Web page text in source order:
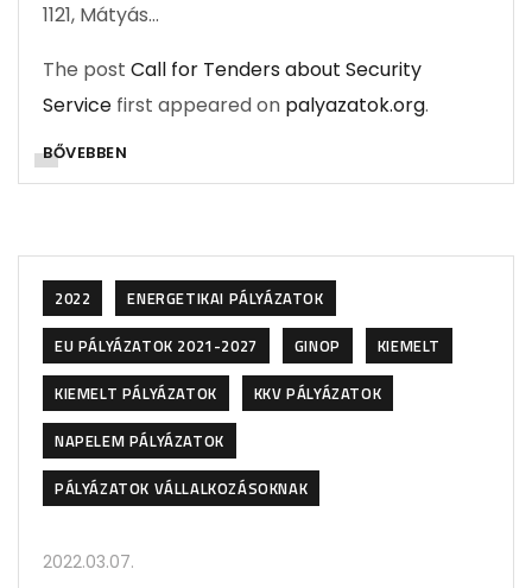
1121, Mátyás…
The post Call for Tenders about Security
Service first appeared on palyazatok.org.
BŐVEBBEN
2022
ENERGETIKAI PÁLYÁZATOK
EU PÁLYÁZATOK 2021-2027
GINOP
KIEMELT
KIEMELT PÁLYÁZATOK
KKV PÁLYÁZATOK
NAPELEM PÁLYÁZATOK
PÁLYÁZATOK VÁLLALKOZÁSOKNAK
2022.03.07.